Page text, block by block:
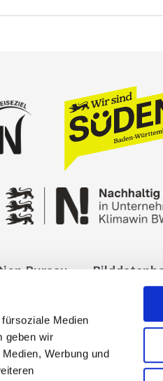
Medien
geben wir
Werbung und
Bureau